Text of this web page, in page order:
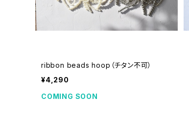
ribbon beads hoop（チタン不可）
¥4,290
COMING SOON